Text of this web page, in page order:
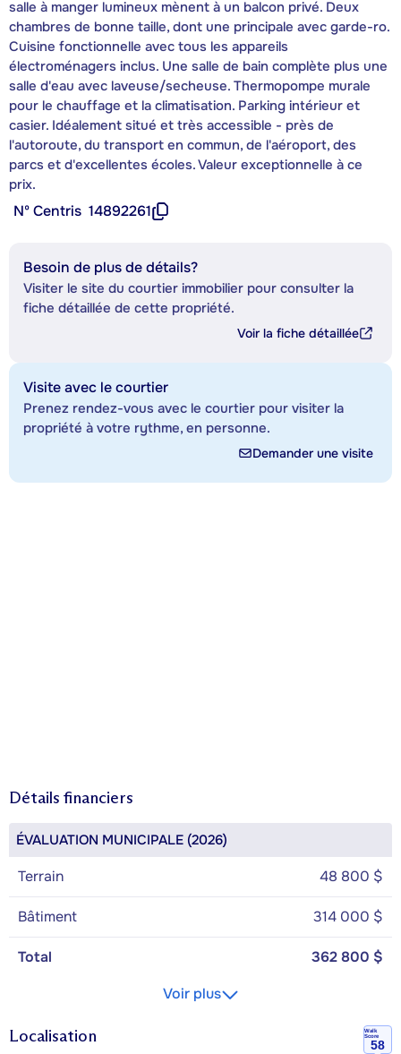
salle à manger lumineux mènent à un balcon privé. Deux
chambres de bonne taille, dont une principale avec garde-ro.
Cuisine fonctionnelle avec tous les appareils
électroménagers inclus. Une salle de bain complète plus une
salle d'eau avec laveuse/secheuse. Thermopompe murale
pour le chauffage et la climatisation. Parking intérieur et
casier. Idéalement situé et très accessible - près de
l'autoroute, du transport en commun, de l'aéroport, des
parcs et d'excellentes écoles. Valeur exceptionnelle à ce
prix.
Nº Centris 14892261
Besoin de plus de détails?
Visiter le site du courtier immobilier pour consulter la
fiche détaillée de cette propriété.
Voir la fiche détaillée
Visite avec le courtier
Prenez rendez-vous avec le courtier pour visiter la
propriété à votre rythme, en personne.
Demander une visite
Détails financiers
ÉVALUATION MUNICIPALE (2026)
Terrain 48 800 $
Bâtiment 314 000 $
Total
362 800 $
Voir plus
Localisation
Walk
Score
58